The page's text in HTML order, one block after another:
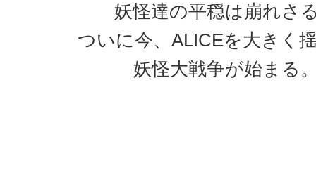
妖怪達の平穏は崩れさ
ついに今、ALICEを大きく
妖怪大戦争が始まる